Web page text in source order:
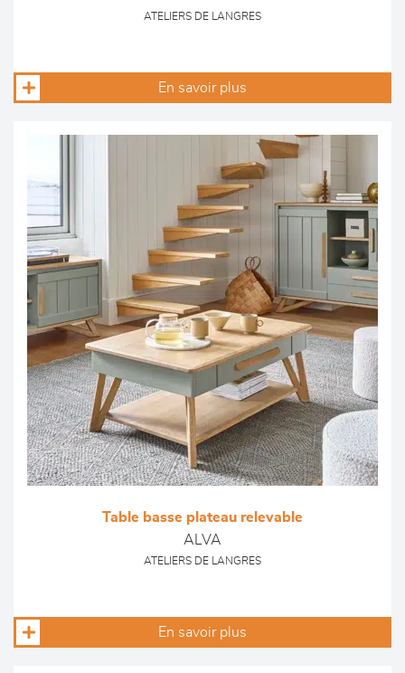
ATELIERS DE LANGRES
En savoir plus
Table basse plateau relevable
ALVA
ATELIERS DE LANGRES
En savoir plus